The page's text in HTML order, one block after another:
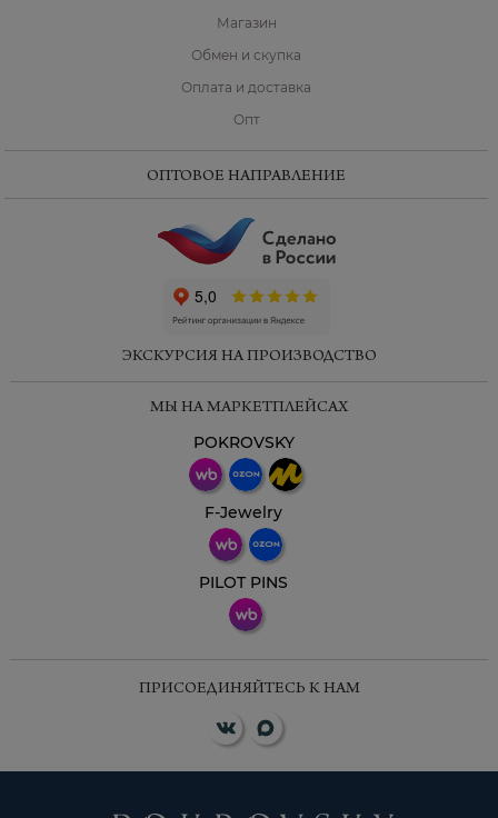
Магазин
Обмен и скупка
Оплата и доставка
Опт
ОПТОВОЕ НАПРАВЛЕНИЕ
ЭКСКУРСИЯ НА ПРОИЗВОДСТВО
МЫ НА МАРКЕТПЛЕЙСАХ
POKROVSKY
F-Jewelry
PILOT PINS
ПРИСОЕДИНЯЙТЕСЬ К НАМ